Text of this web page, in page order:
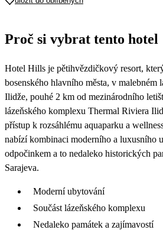
2 829 2 829
2 829 2 829 2 829 2 829
Proč si vybrat tento hotel
Hotel Hills je pětihvězdičkový resort,
bosenského hlavního města, v malebném
Ilidže, pouhé 2 km od mezinárodního
lázeňského komplexu Thermal Riviera
přístup k rozsáhlému aquaparku a
nabízí kombinaci moderního a luxusního
odpočinkem a to nedaleko historických
Sarajeva.
Moderní ubytování
Součást lázeňského komplexu
Nedaleko památek a zajímavostí